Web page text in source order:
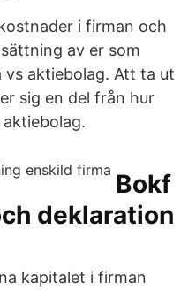
i firman och
av er som
vs aktiebolag. Att ta ut
sig en del från hur
Bokf
deklaration
kapitalet i firman